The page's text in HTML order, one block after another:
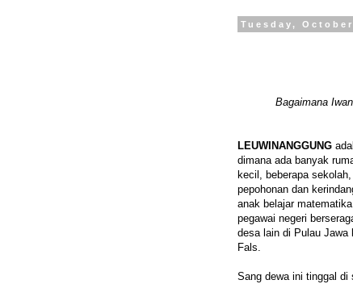
Tuesday,
Bagaimana
LEUWINANGGUNG
dimana ada banyak
kecil, beberapa
pepohonan dan
anak belajar
pegawai negeri
desa lain di Pulau Jawa
Fals.
Sang dewa ini tinggal di